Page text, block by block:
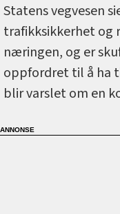
Statens vegvesen
trafikksikkerhet og
næringen, og er
oppfordret til å ha
blir varslet om en